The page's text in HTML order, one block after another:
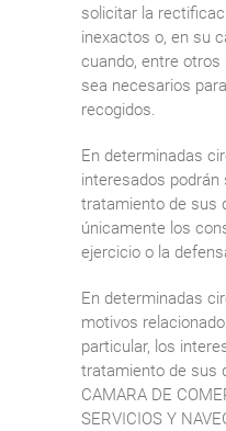
solicitar la
inexactos o, en su
cuando, entre
sea necesarios
recogidos.
En determinadas
interesados podrán
tratamiento de sus
únicamente los
ejercicio o la
En determinadas
motivos
particular, los
tratamiento de sus
CAMARA DE
SERVICIOS Y